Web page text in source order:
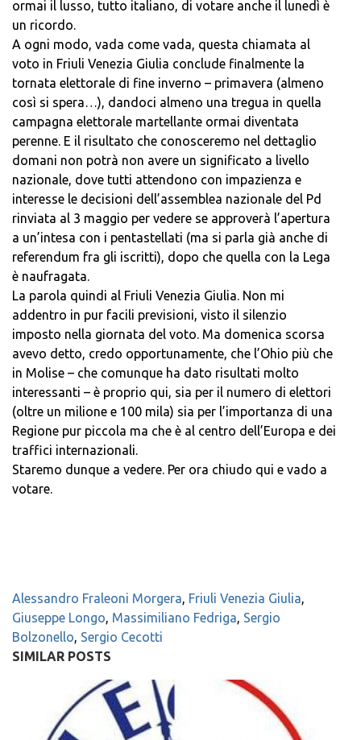
ormai il lusso, tutto italiano, di votare anche il lunedì è
un ricordo.
A ogni modo, vada come vada, questa chiamata al
voto in Friuli Venezia Giulia conclude finalmente la
tornata elettorale di fine inverno – primavera (almeno
così si spera…), dandoci almeno una tregua in quella
campagna elettorale martellante ormai diventata
perenne. E il risultato che conosceremo nel dettaglio
domani non potrà non avere un significato a livello
nazionale, dove tutti attendono con impazienza e
interesse le decisioni dell’assemblea nazionale del Pd
rinviata al 3 maggio per vedere se approverà l’apertura
a un’intesa con i pentastellati (ma si parla già anche di
referendum fra gli iscritti), dopo che quella con la Lega
è naufragata.
La parola quindi al Friuli Venezia Giulia. Non mi
addentro in pur facili previsioni, visto il silenzio
imposto nella giornata del voto. Ma domenica scorsa
avevo detto, credo opportunamente, che l’Ohio più che
in Molise – che comunque ha dato risultati molto
interessanti – è proprio qui, sia per il numero di elettori
(oltre un milione e 100 mila) sia per l’importanza di una
Regione pur piccola ma che è al centro dell’Europa e dei
traffici internazionali.
Staremo dunque a vedere. Per ora chiudo qui e vado a
votare.
Alessandro Fraleoni Morgera, Friuli Venezia Giulia,
Giuseppe Longo, Massimiliano Fedriga, Sergio
Bolzonello, Sergio Cecotti
SIMILAR POSTS